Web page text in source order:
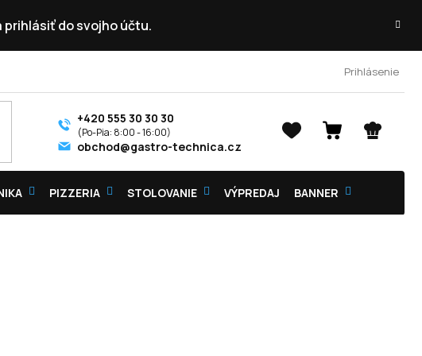
do svojho účtu.
Prihlásenie
NÁKUPNÝ
+420 555 30 30 30
obchod@gastro-technica.cz
PIZZERIA STOLOVANIE VÝPREDAJ BANNER